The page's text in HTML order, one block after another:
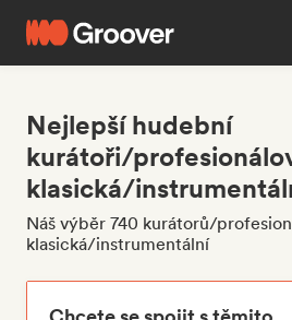
Nejlepší hudební
kurátoři/
klasická/
Náš výběr 740 kurátorů/
klasická/instrumentální